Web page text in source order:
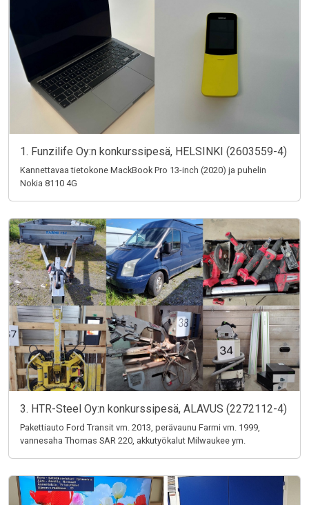
1. Funzilife Oy:n konkurssipesä, HELSINKI (2603559-4)
Kannettavaa tietokone MackBook Pro 13-inch (2020) ja puhelin
Nokia 8110 4G
3. HTR-Steel Oy:n konkurssipesä, ALAVUS (2272112-4)
Pakettiauto Ford Transit vm. 2013, perävaunu Farmi vm. 1999,
vannesaha Thomas SAR 220, akkutyökalut Milwaukee ym.